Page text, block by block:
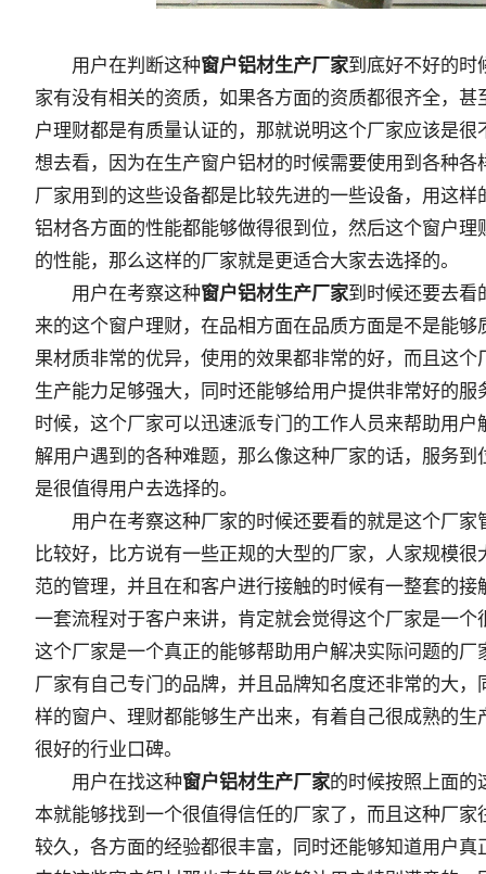
用户在判断这种窗户铝材生产厂家到底好不好的时
家有没有相关的资质，如果各方面的资质都很齐全，甚
户理财都是有质量认证的，那就说明这个厂家应该是很
想去看，因为在生产窗户铝材的时候需要使用到各种各
厂家用到的这些设备都是比较先进的一些设备，用这样
铝材各方面的性能都能够做得很到位，然后这个窗户理
的性能，那么这样的厂家就是更适合大家去选择的。
用户在考察这种窗户铝材生产厂家到时候还要去看
来的这个窗户理财，在品相方面在品质方面是不是能够
果材质非常的优异，使用的效果都非常的好，而且这个
生产能力足够强大，同时还能够给用户提供非常好的服
时候，这个厂家可以迅速派专门的工作人员来帮助用户
解用户遇到的各种难题，那么像这种厂家的话，服务到
是很值得用户去选择的。
用户在考察这种厂家的时候还要看的就是这个厂家
比较好，比方说有一些正规的大型的厂家，人家规模很
范的管理，并且在和客户进行接触的时候有一整套的接
一套流程对于客户来讲，肯定就会觉得这个厂家是一个
这个厂家是一个真正的能够帮助用户解决实际问题的厂
厂家有自己专门的品牌，并且品牌知名度还非常的大，
样的窗户、理财都能够生产出来，有着自己很成熟的生
很好的行业口碑。
用户在找这种窗户铝材生产厂家的时候按照上面的
本就能够找到一个很值得信任的厂家了，而且这种厂家
较久，各方面的经验都很丰富，同时还能够知道用户真